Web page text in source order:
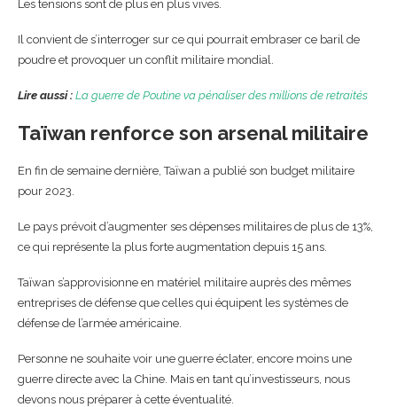
Les tensions sont de plus en plus vives.
Il convient de s’interroger sur ce qui pourrait embraser ce baril de
poudre et provoquer un conflit militaire mondial.
Lire aussi : La guerre de Poutine va pénaliser des millions de retraités
Taïwan renforce son arsenal militaire
En fin de semaine dernière, Taïwan a publié son budget militaire
pour 2023.
Le pays prévoit d’augmenter ses dépenses militaires de plus de 13%,
ce qui représente la plus forte augmentation depuis 15 ans.
Taïwan s’approvisionne en matériel militaire auprès des mêmes
entreprises de défense que celles qui équipent les systèmes de
défense de l’armée américaine.
Personne ne souhaite voir une guerre éclater, encore moins une
guerre directe avec la Chine. Mais en tant qu’investisseurs, nous
devons nous préparer à cette éventualité.